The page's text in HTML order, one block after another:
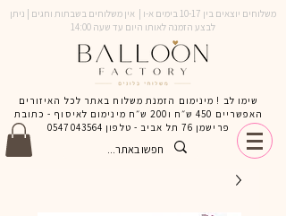
משלוחים יוצאים בין 10-17 בימים א-ו | אין משלוחים בשבתות וחגים | ניתן
לבצע הזמנה לאותו היום עד שעה 14:00
שימו לב ! מינימום הזמנת משלוח באתר לכל האיזורים
האפשריים 450 ש״ח ו200 ש״ח מינימום לאיסוף - כתובת
פרישמן 76 תל אביב - טלפון
0547043564